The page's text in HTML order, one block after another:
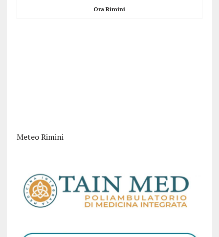
Ora Rimini
Meteo Rimini